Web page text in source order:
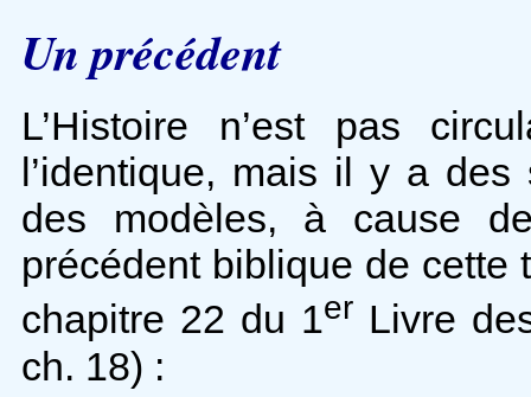
Un précédent
L’Histoire n’est pas
l’identique, mais il y a
des modèles, à cause
précédent biblique de cette
chapitre 22 du 1er Livre
ch. 18) :